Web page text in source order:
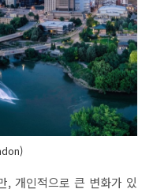
, 개인적으로 큰 변화가 있